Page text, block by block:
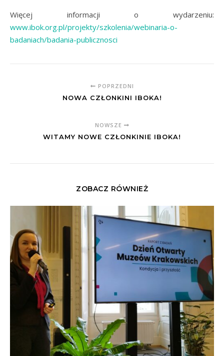
Więcej informacji o wydarzeniu:
www.ibok.org.pl/projekty/szkolenia/webinaria-o-
badaniach/badania-publicznosci
POPRZEDNI
NOWA CZŁONKINI IBOKA!
NOWSZE
WITAMY NOWE CZŁONKINIE IBOKA!
ZOBACZ RÓWNIEŻ